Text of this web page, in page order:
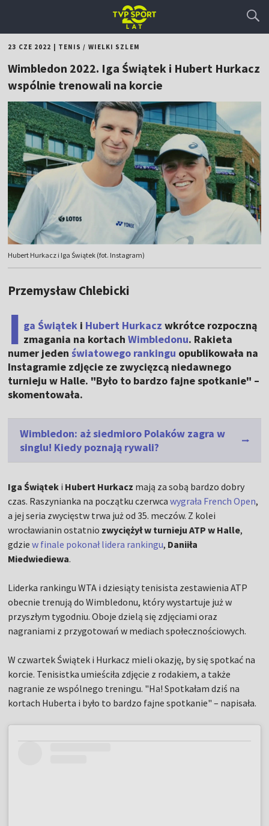
23 CZE 2022 TENIS / WIELKI SZLEM
Wimbledon 2022. Iga Świątek i Hubert Hurkacz
wspólnie trenowali na korcie
Hubert Hurkacz i Iga Świątek (fot. Instagram)
Przemysław Chlebicki
I ga Świątek i Hubert Hurkacz wkrótce rozpoczną
zmagania na kortachWimbledonu. Rakieta
numer jedenświatowego rankingu opublikowała na
Instagramie zdjęcie ze zwycięzcą niedawnego
turnieju w Halle. "Było to bardzo fajne spotkanie" –
skomentowała.
Wimbledon: aż siedmioro Polaków zagra w
singlu! Kiedy poznają rywali?
Iga Świątek i Hubert Hurkacz mają za sobą bardzo dobry
czas. Raszynianka na początku czerwcawygrała French Open,
a jej seria zwycięstw trwa już od 35. meczów. Z kolei
wrocławianin ostatnio zwyciężył w turnieju ATP w Halle,
gdzie w finale pokonał lidera rankingu, Daniiła
Miedwiediewa.
Liderka rankingu WTA i dziesiąty tenisista zestawienia ATP
obecnie trenują do Wimbledonu, który wystartuje już w
przyszłym tygodniu. Oboje dzielą się zdjęciami oraz
nagraniami z przygotowań w mediach społecznościowych.
W czwartek Świątek i Hurkacz mieli okazję, by się spotkać na
korcie. Tenisistka umieściła zdjęcie z rodakiem, a także
nagranie ze wspólnego treningu. "Ha! Spotkałam dziś na
kortach Huberta i było to bardzo fajne spotkanie" – napisała.